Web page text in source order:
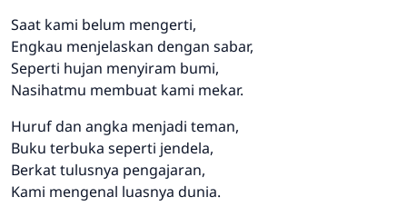
Saat kami belum mengerti,
Engkau menjelaskan dengan sabar,
Seperti hujan menyiram bumi,
Nasihatmu membuat kami mekar.
Huruf dan angka menjadi teman,
Buku terbuka seperti jendela,
Berkat tulusnya pengajaran,
Kami mengenal luasnya dunia.